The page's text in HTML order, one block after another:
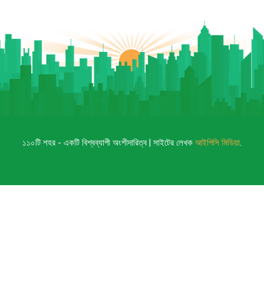
১১০টি শহর - একটি বিশ্বব্যাপী অংশীদারিত্ব | সাইটের লেখক আইপিসি মিডিয়া.